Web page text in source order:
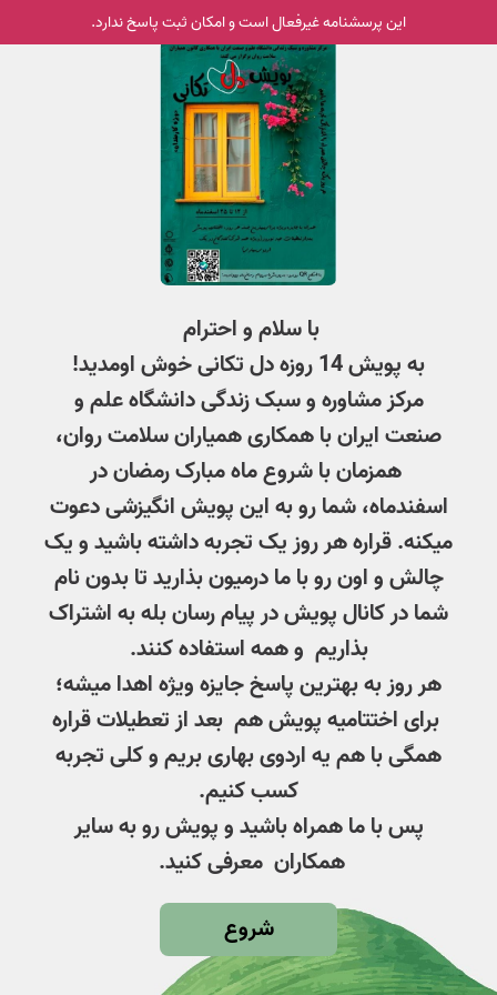
این پرسشنامه غیر‌فعال است و امکان ثبت پاسخ ندارد.
با سلام و احترام
به پویش 14 روزه دل تکانی خوش اومدید!
مرکز مشاوره و سبک زندگی دانشگاه علم و
صنعت ایران با همکاری همیاران سلامت روان،
همزمان با شروع ماه مبارک رمضان در
اسفندماه، شما رو به این پویش انگیزشی دعوت
میکنه. قراره هر روز یک تجربه داشته باشید و یک
چالش و اون رو با ما درمیون بذارید تا بدون نام
شما در کانال پویش در پیام رسان بله به اشتراک
بذاریم و همه استفاده کنند.
هر روز به بهترین پاسخ جایزه ویژه اهدا میشه؛
برای اختتامیه پویش هم بعد از تعطیلات قراره
همگی با هم یه اردوی بهاری بریم و کلی تجربه
کسب کنیم.
پس با ما همراه باشید و پویش رو به سایر
همکاران معرفی کنید.
شروع